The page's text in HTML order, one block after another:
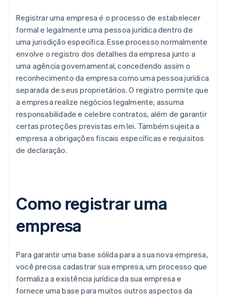
Registrar uma empresa é o processo de estabelecer
formal e legalmente uma pessoa jurídica dentro de
uma jurisdição específica. Esse processo normalmente
envolve o registro dos detalhes da empresa junto a
uma agência governamental, concedendo assim o
reconhecimento da empresa como uma pessoa jurídica
separada de seus proprietários. O registro permite que
a empresa realize negócios legalmente, assuma
responsabilidade e celebre contratos, além de garantir
certas proteções previstas em lei. Também sujeita a
empresa a obrigações fiscais específicas e requisitos
de declaração.
Como registrar uma
empresa
Para garantir uma base sólida para a sua nova empresa,
você precisa cadastrar sua empresa, um processo que
formaliza a existência jurídica da sua empresa e
fornece uma base para muitos outros aspectos da